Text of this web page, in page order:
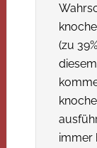
(zu
immer